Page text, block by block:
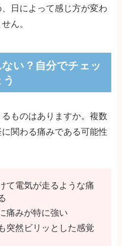
日によって感じ方が変わ
ん。
い？自分でチェッ
ものはありますか。複数
関わる痛みである可能性
て電気が走るような痛
痛みが特に強い
突然ビリッとした感覚